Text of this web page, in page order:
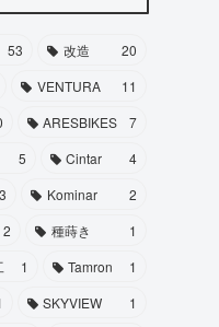
53 改造
20
VENTURA
11
ARESBIKES
7
5 Cintar
4
3 Kominar
2
2 種蒔き
1
1 Tamron
1
SKYVIEW
1